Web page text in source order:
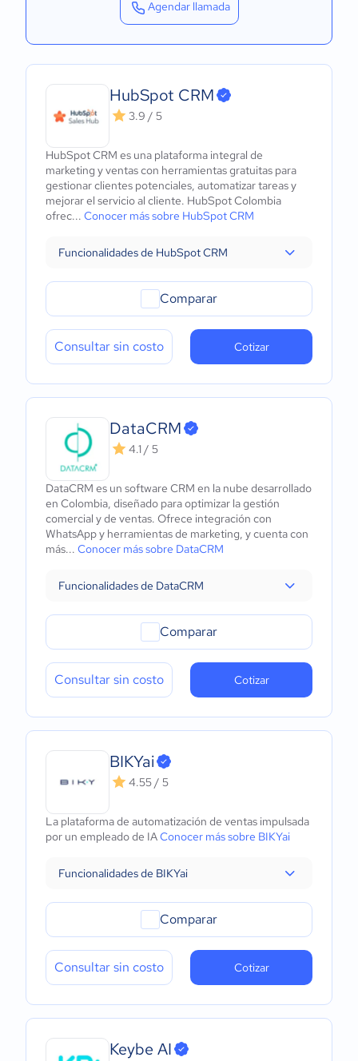
Agendar llamada
HubSpot CRM
3.9 / 5
HubSpot CRM es una plataforma integral de
marketing y ventas con herramientas gratuitas para
gestionar clientes potenciales, automatizar tareas y
mejorar el servicio al cliente. HubSpot Colombia
ofrec... Conocer más sobre HubSpot CRM
Funcionalidades de HubSpot CRM
Comparar
Consultar sin costo Cotizar
DataCRM
4.1 / 5
DataCRM es un software CRM en la nube desarrollado
en Colombia, diseñado para optimizar la gestión
comercial y de ventas. Ofrece integración con
WhatsApp y herramientas de marketing, y cuenta con
más... Conocer más sobre DataCRM
Funcionalidades de DataCRM
Comparar
Consultar sin costo Cotizar
BIKYai
4.55 / 5
La plataforma de automatización de ventas impulsada
por un empleado de IAConocer más sobre BIKYai
Funcionalidades de BIKYai
Comparar
Consultar sin costo Cotizar
Keybe AI